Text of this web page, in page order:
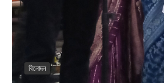
বিনোদন